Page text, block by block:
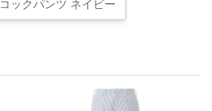
コックパンツ ネイビー